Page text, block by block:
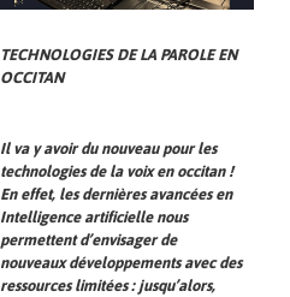
TECHNOLOGIES DE LA PAROLE EN
OCCITAN
Il va y avoir du nouveau pour les
technologies de la voix en occitan !
En effet, les dernières avancées en
Intelligence artificielle nous
permettent d’envisager de
nouveaux développements avec des
ressources limitées : jusqu’alors,